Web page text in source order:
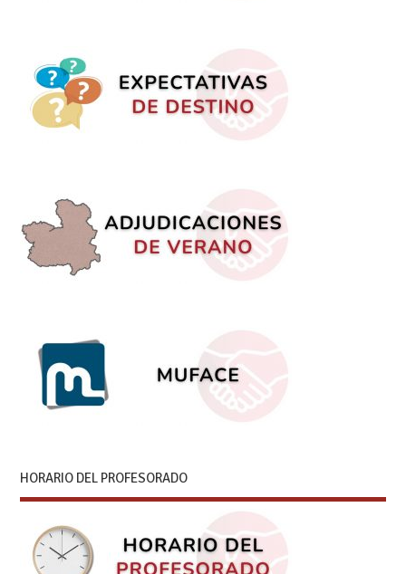
HORARIO DEL PROFESORADO